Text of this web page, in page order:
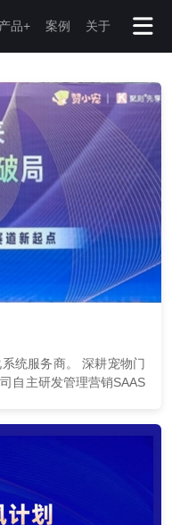
产品+ 案例 关于
统服务商。 深耕宠物门
自主研发管理营销SAAS
收，成为客户值得信赖的
服务涵盖 宠物活体、宠
、会员管理电商等核心
求。